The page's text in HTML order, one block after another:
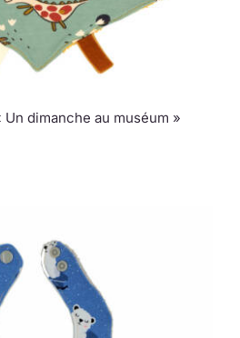
dimanche au muséum »